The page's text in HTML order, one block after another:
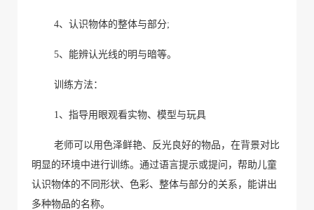
4、认识物体的整体与部分;
5、能辨认光线的明与暗等。
训练方法：
1、指导用眼观看实物、模型与玩具
老师 可 以用色泽鲜艳、反光良好的物品，在背景对比
明显的环境中进行训练。通过语言提示或提问，帮助儿童
认识物体的不同形状、色彩、整体与部分的关系，能讲出
多种物品的名称。